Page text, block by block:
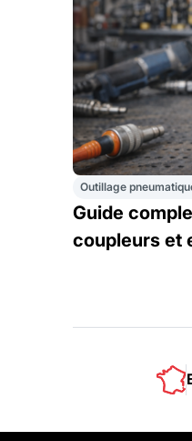
Outillage
Guide
coupleurs et